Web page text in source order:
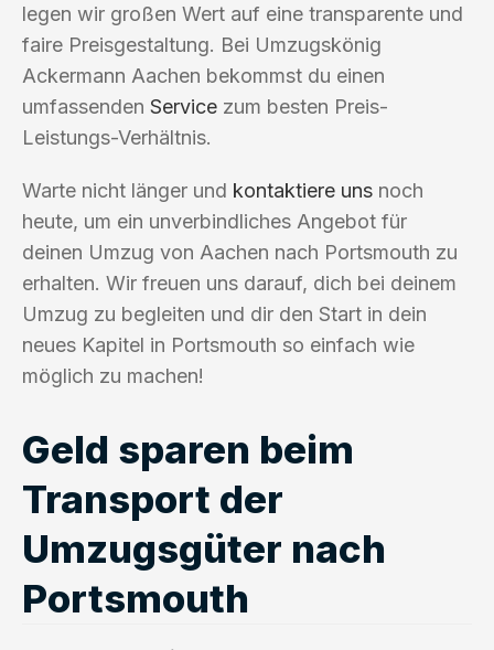
legen wir großen Wert auf eine transparente und
faire Preisgestaltung. Bei Umzugskönig
Ackermann Aachen bekommst du einen
umfassenden Service zum besten Preis-
Leistungs-Verhältnis.
Warte nicht länger und kontaktiere uns noch
heute, um ein unverbindliches Angebot für
deinen Umzug von Aachen nach Portsmouth zu
erhalten. Wir freuen uns darauf, dich bei deinem
Umzug zu begleiten und dir den Start in dein
neues Kapitel in Portsmouth so einfach wie
möglich zu machen!
Geld sparen beim
Transport der
Umzugsgüter nach
Portsmouth